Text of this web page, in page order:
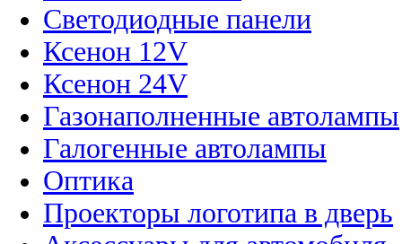
Светодиодные панели
Ксенон 12V
Ксенон 24V
Газонаполненные автолампы
Галогенные автолампы
Оптика
Проекторы логотипа в дверь